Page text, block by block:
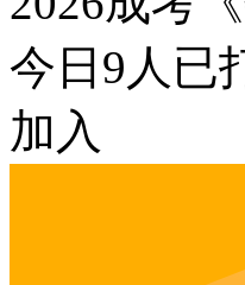
今日 9 人已
加入